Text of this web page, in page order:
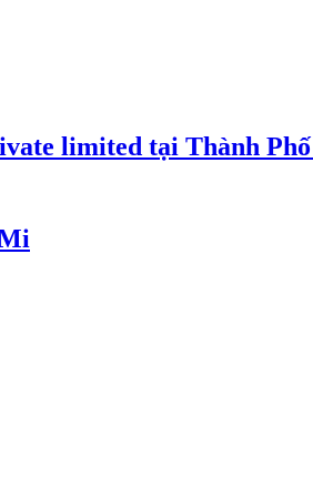
limited tại Thành